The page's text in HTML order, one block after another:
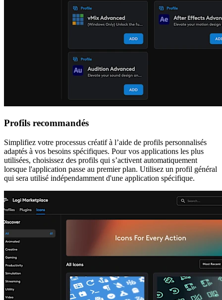
Profils recommandés
Simplifiez votre processus créatif à l’aide de profils personnalisés
adaptés à vos besoins spécifiques. Pour vos applications les plus
utilisées, choisissez des profils qui s’activent automatiquement
lorsque l'application passe au premier plan. Utilisez un profil général
qui sera utilisé indépendamment d'une application spécifique.